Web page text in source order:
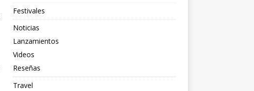
Festivales
Noticias
Lanzamientos
Videos
Reseñas
Travel